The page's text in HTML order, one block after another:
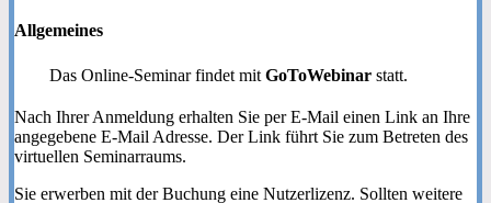
Allgemeines
Das Online-Seminar findet mit GoToWebinar statt.
Nach Ihrer Anmeldung erhalten Sie per E-Mail einen Link an Ihre
angegebene E-Mail Adresse. Der Link führt Sie zum Betreten des
virtuellen Seminarraums.
Sie erwerben mit der Buchung eine Nutzerlizenz. Sollten weitere